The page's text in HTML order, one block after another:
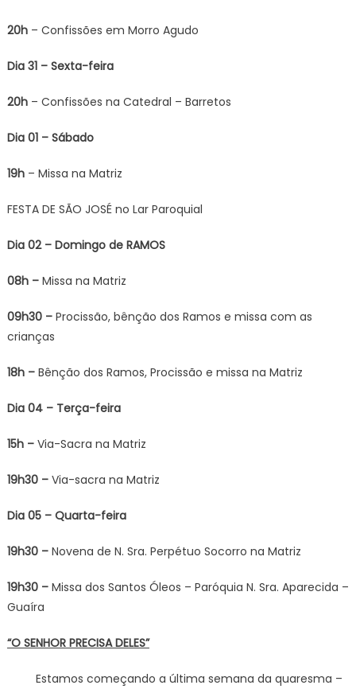
20h – Confissões em Morro Agudo
Dia 31 – Sexta-feira
20h – Confissões na Catedral – Barretos
Dia 01 – Sábado
19h – Missa na Matriz
FESTA DE SÃO JOSÉ no Lar Paroquial
Dia 02 – Domingo de RAMOS
08h – Missa na Matriz
09h30 – Procissão, bênção dos Ramos e missa com as
crianças
18h – Bênção dos Ramos, Procissão e missa na Matriz
Dia 04 – Terça-feira
15h – Via-Sacra na Matriz
19h30 – Via-sacra na Matriz
Dia 05 – Quarta-feira
19h30 – Novena de N. Sra. Perpétuo Socorro na Matriz
19h30 – Missa dos Santos Óleos – Paróquia N. Sra. Aparecida –
Guaíra
“O SENHOR PRECISA DELES”
Estamos começando a última semana da quaresma –